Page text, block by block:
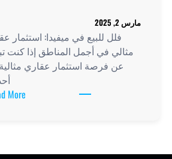
مارس 2, 2025
فلل للبيع في ميفيدا: استثمار عقاري
مثالي في أجمل المناطق إذا كنت تبحث
عن فرصة استثمار عقاري مثالية في
أحدى…
Read More
: